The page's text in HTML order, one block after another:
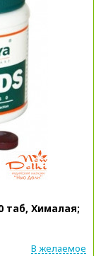
таб, Хималая;
В желаемое